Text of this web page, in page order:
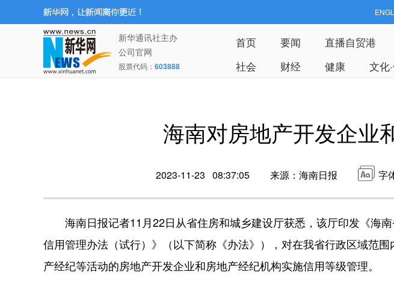
新华通讯社主办
公司官网
股票代码： 603888
首页 要闻 直播自贸港
社会
财经 健康 文化
海南对房地产开发企业
2023-11-23 08:37:05 来源：海南日报 字
海南日报记者11月22日从省住房和城乡建设厅获悉，该厅印发《海南
信用管理办法（试行）》（以下简称《办法》），对在我省行政区域范
产经纪等活动的房地产开发企业和房地产经纪机构实施信用等级管理。